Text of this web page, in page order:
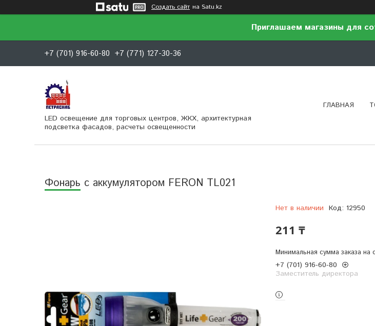
Создать сайт на Satu.kz
Приглашаем магазины для
+7 (701) 916-60-80 +7 (771) 127-30-36
LED освещение для торговых центров, ЖКХ, архитектурная
подсветка фасадов, расчеты освещенности
ГЛАВНАЯ
Фонарь с аккумулятором FERON TL021
Нет в наличии Код: 12950
211 ₸
Минимальная сумма заказа
+7 (701) 916-60-80
Заместитель директора